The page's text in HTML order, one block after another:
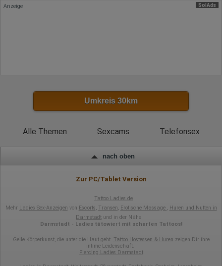
Wir nutzen Hotjar als Webanalysedient. Es wird verwendet, um
Datum und Uhrzeit des Besuchs
Geografischer Standort
Mausbewegungen
Besuchte Seiten
Eindeutige Gerätekennung
Eindeutige Benutzerkennung
Antworten auf Umfragen
Europäische Union
Rechtliche Grundlage der Verarbeitung
SolAds
Anzeige
Umkreis 30km
Alle Themen Sexcams Telefonsex
nach oben
Zur PC/Tablet Version
Tattoo Ladies.de
Mehr Ladies Sex-Anzeigen von Escorts, Transen, Erotische Massage , Huren und Nutten in
Darmstadt und in der Nähe
Darmstadt - Ladies tätowiert mit scharfen Tattoos!
Geile Körperkunst, die unter die Haut geht. Tattoo Hostessen & Huren zeigen Dir ihre
intime Leidenschaft.
Piercing Ladies Darmstadt